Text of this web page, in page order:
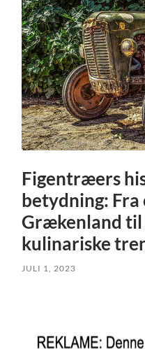
Figentræers
betydning:
Grækenland til
kulinariske
JULI 1, 2023